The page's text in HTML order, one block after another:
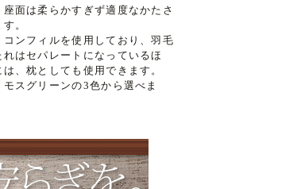
面は柔らかすぎず適度なかたさ
。
ンフィルを使用しており、羽毛
はセパレートになっているほ
、枕としても使用できます。
スグリーンの3色から選べま